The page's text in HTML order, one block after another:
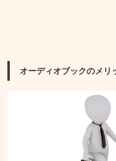
オーディオブックのメリ